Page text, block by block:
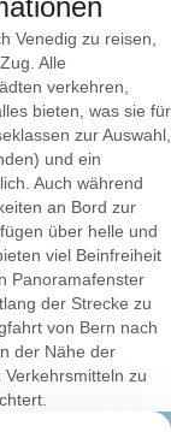
Venedig zu reisen,
Alle
verkehren,
bieten, was sie für
zur Auswahl,
und ein
Auch während
an Bord zur
über helle und
viel Beinfreiheit
Panoramafenster
der Strecke zu
von Bern nach
der Nähe der
zu